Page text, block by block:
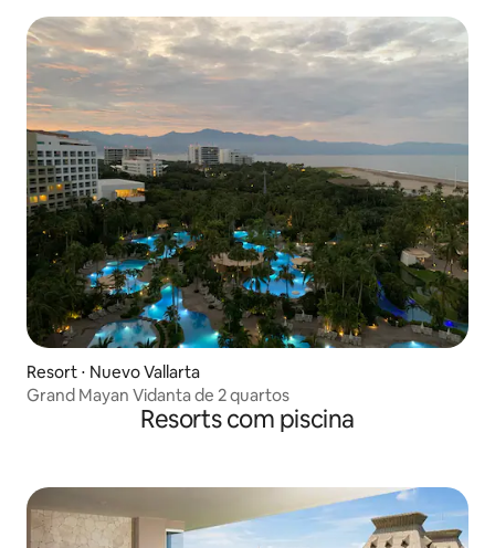
Resort ⋅ Nuevo Vallarta
Grand Mayan Vidanta de 2 quartos
Resorts com piscina